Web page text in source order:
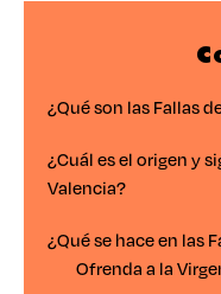
¿Qué son las Fallas
¿Cuál es el origen y
Valencia?
¿Qué se hace en las
Ofrenda a la